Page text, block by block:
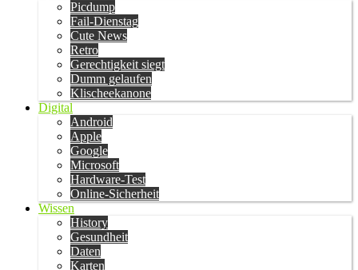
Picdump
Fail-Dienstag
Cute News
Retro
Gerechtigkeit siegt
Dumm gelaufen
Klischeekanone
Digital
Android
Apple
Google
Microsoft
Hardware-Test
Online-Sicherheit
Wissen
History
Gesundheit
Daten
Karten